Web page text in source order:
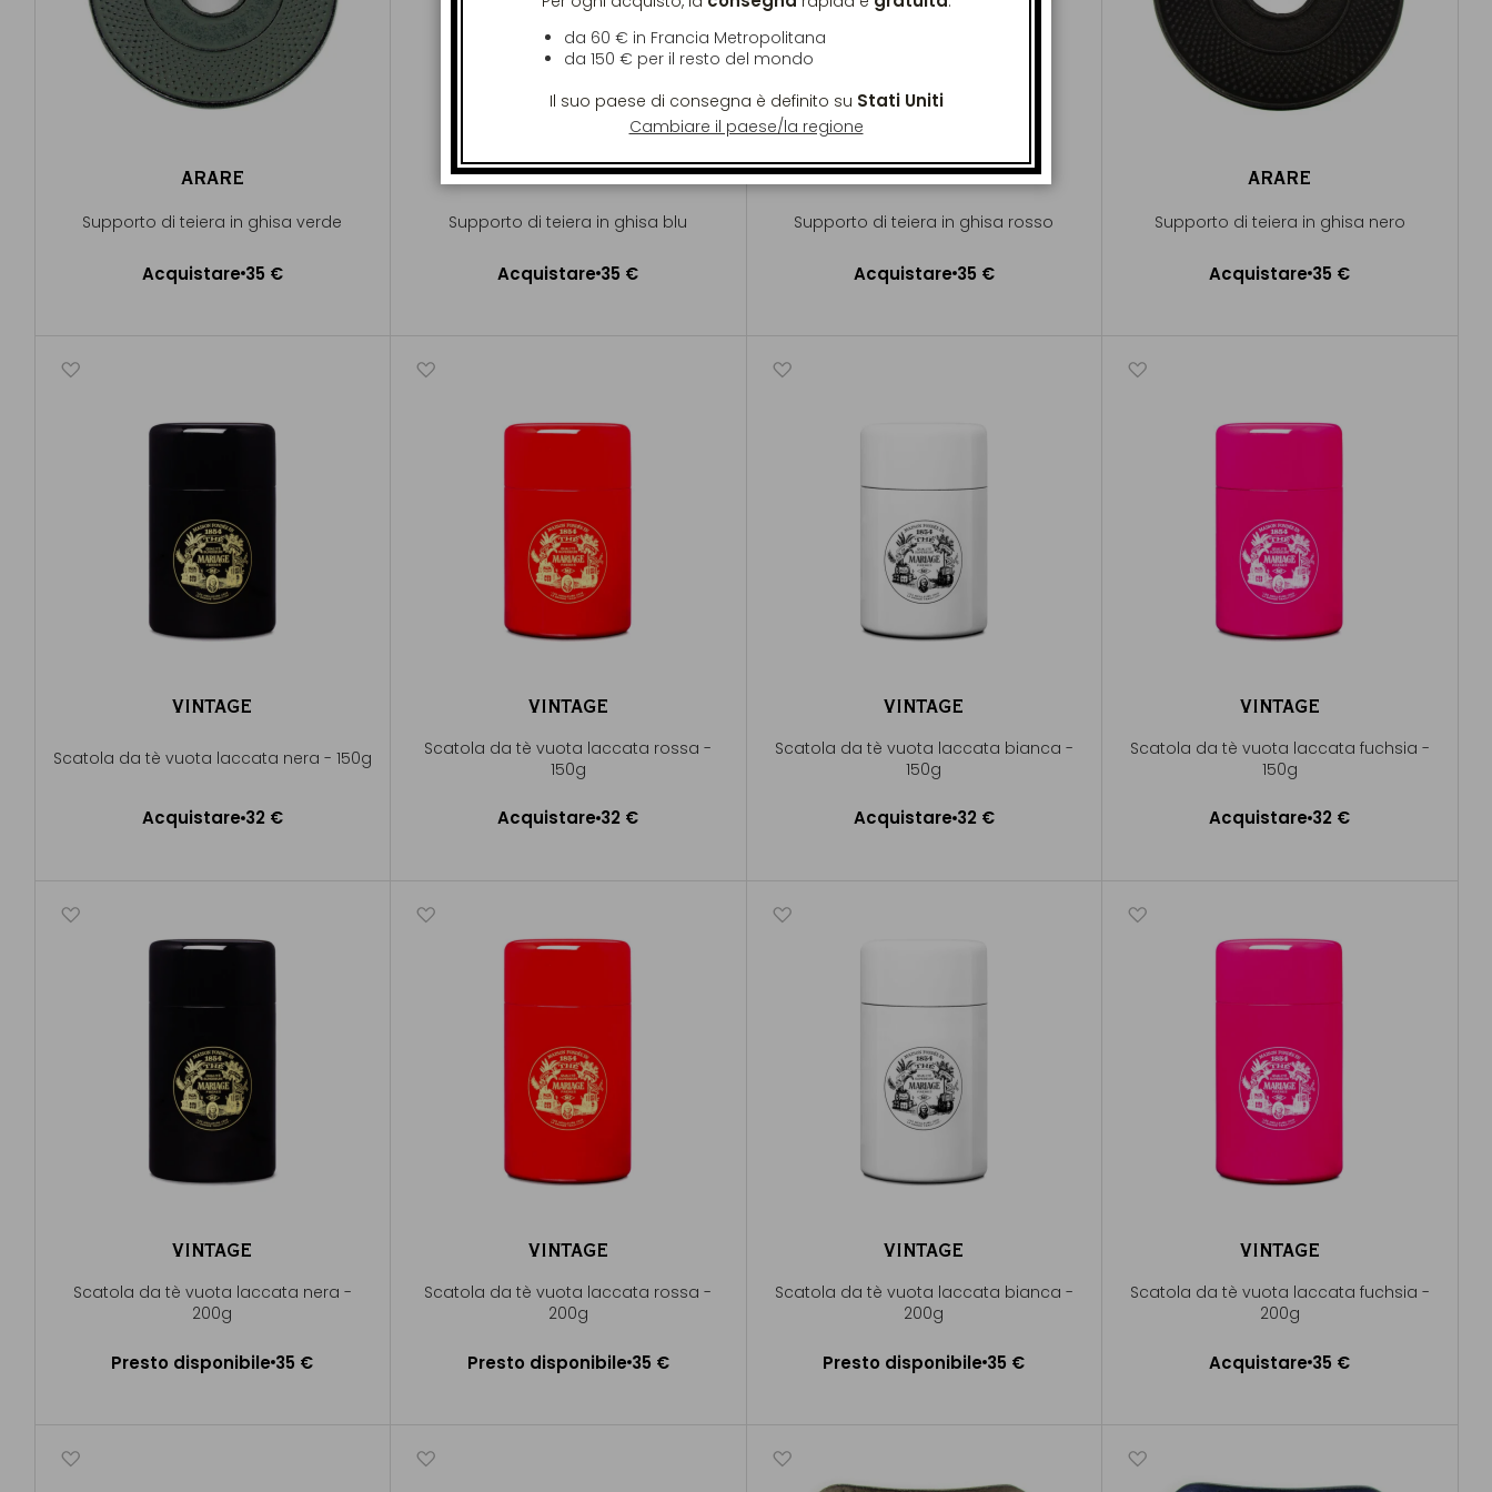
ARARE
Supporto di teiera in ghisa verde
Acquistare 35 €
ARARE
Supporto di teiera in ghisa blu
Acquistare 35 €
ARARE
Supporto di teiera in ghisa rosso
Acquistare 35 €
ARARE
Supporto di teiera in ghisa nero
Acquistare 35 €
VINTAGE
Scatola da tè vuota laccata nera - 150g
Acquistare 32 €
VINTAGE
Scatola da tè vuota laccata rossa -
150g
Acquistare 32 €
VINTAGE
Scatola da tè vuota laccata bianca -
150g
Acquistare 32 €
VINTAGE
Scatola da tè vuota laccata fuchsia -
150g
Acquistare 32 €
VINTAGE
Scatola da tè vuota laccata nera -
200g
Presto disponibile 35 €
VINTAGE
Scatola da tè vuota laccata rossa -
200g
Presto disponibile 35 €
VINTAGE
Scatola da tè vuota laccata bianca -
200g
Presto disponibile 35 €
VINTAGE
Scatola da tè vuota laccata fuchsia -
200g
Acquistare 35 €
da 60 € in Francia Metropolitana
da 150 € per il resto del mondo
Il suo paese di consegna è definito su Stati Uniti
Cambiare il paese/la regione